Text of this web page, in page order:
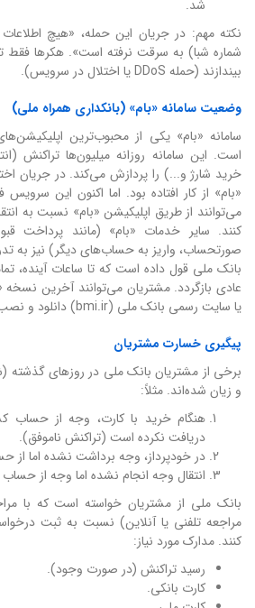
شد.
نکته مهم: در جریان این حمله، «هیچ
شماره شبا) به سرقت نرفته است». هکرها فقط
بیندازند (حمله DDoS یا اختلال در سرویس).
وضعیت سامانه «بام» (بانکداری همراه ملی)
سامانه «بام» یکی از محبوب‌ترین
است. این سامانه روزانه میلیون‌ها تراکنش
خرید شارژ و...) را پردازش می‌کند. در جریان
«بام» از کار افتاده بود. اما اکنون این
می‌توانند از طریق اپلیکیشن «بام» نسبت به
کنند. سایر خدمات «بام» (مانند پرداخت
صورتحساب، واریز به حساب‌های دیگر) نیز به
بانک ملی قول داده است که تا ساعات آینده،
عادی بازگردد. مشتریان می‌توانند آخرین نسخه
یا سایت رسمی بانک ملی (bmi.ir) دانلود و نصب کنند.
پیگیری خسارت مشتریان
برخی از مشتریان بانک ملی در روزهای گذشته
و زیان شده‌اند. مثلاً:
هنگام خرید با کارت، وجه از حساب
دریافت نکرده است (تراکنش ناموفق).
در خودپرداز، وجه برداشت نشده اما
انتقال وجه انجام نشده اما وجه از
بانک ملی از مشتریان خواسته است که با
مراجعه تلفنی یا آنلاین) نسبت به ثبت
کنند. مدارک مورد نیاز:
رسید تراکنش (در صورت وجود).
کارت بانکی.